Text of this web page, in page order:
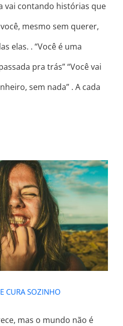
vai contando histórias que
mesmo sem querer,
elas. . “Você é uma
pra trás” “Você vai
sem nada” . A cada
NUNCA SE CURA
CURA SOZINHO
mas o mundo não é